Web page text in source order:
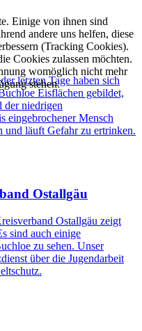
letzten Tage haben sich
Eisflächen gebildet,
der niedrigen
eingebrochener Mensch
und läuft Gefahr zu ertrinken.
Ostallgäu
Ostallgäu zeigt
sind auch einige
zu sehen. Unser
über die Jugendarbeit
Einige von ihnen sind
andere uns helfen, diese
(Tracking Cookies).
Cookies zulassen möchten.
womöglich nicht mehr
stehen.